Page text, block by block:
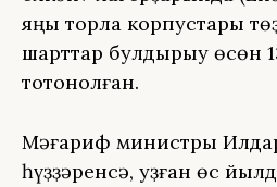
яңы торлаҡ корпустары
шарттар булдырыу өсөн
тотонолған.
Мәғариф министры
һүҙҙәренсә, уҙған өс